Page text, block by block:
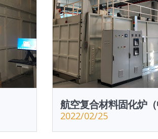
航空复合材料固化炉
2022/02/25